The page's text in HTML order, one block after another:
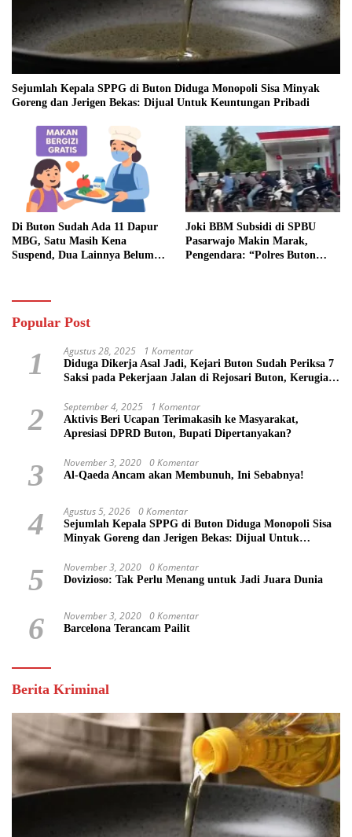
Sejumlah Kepala SPPG di Buton Diduga Monopoli Sisa Minyak
Goreng dan Jerigen Bekas: Dijual Untuk Keuntungan Pribadi
Di Buton Sudah Ada 11 Dapur
MBG, Satu Masih Kena
Suspend, Dua Lainnya Belum
Joki BBM Subsidi di SPBU
Pasarwajo Makin Marak,
Pengendara: “Polres Buton
Popular Post
1 Agustus 28, 2025 1 Komentar
Diduga Dikerja Asal Jadi, Kejari Buton Sudah Periksa 7
Saksi pada Pekerjaan Jalan di Rejosari Buton, Kerugian
2 September 4, 2025 1 Komentar
Aktivis Beri Ucapan Terimakasih ke Masyarakat,
Apresiasi DPRD Buton, Bupati Dipertanyakan?
3 November 3, 2020 0 Komentar
Al-Qaeda Ancam akan Membunuh, Ini Sebabnya!
4 Agustus 5, 2026 0 Komentar
Sejumlah Kepala SPPG di Buton Diduga Monopoli Sisa
Minyak Goreng dan Jerigen Bekas: Dijual Untuk
5 November 3, 2020 0 Komentar
Dovizioso: Tak Perlu Menang untuk Jadi Juara Dunia
6 November 3, 2020 0 Komentar
Barcelona Terancam Pailit
Berita Kriminal